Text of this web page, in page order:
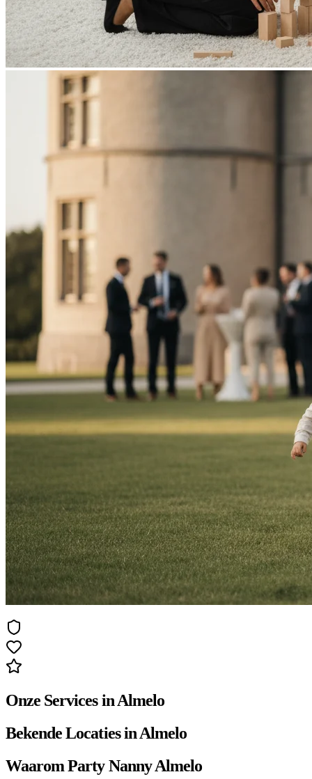
Onze Services in Almelo
Bekende Locaties in Almelo
Waarom Party Nanny Almelo